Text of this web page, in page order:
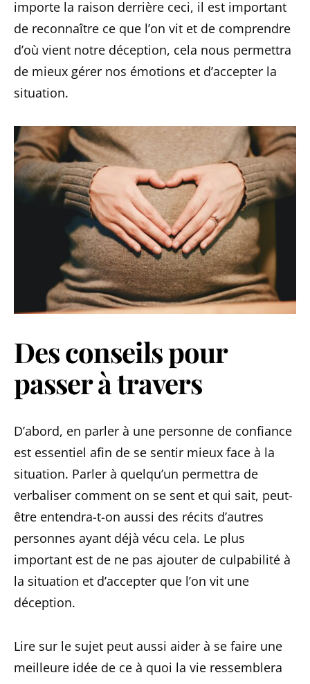
importe la raison derrière ceci, il est important
de reconnaître ce que l’on vit et de comprendre
d’où vient notre déception, cela nous permettra
de mieux gérer nos émotions et d’accepter la
situation.
Des conseils pour
passer à travers
D’abord, en parler à une personne de confiance
est essentiel afin de se sentir mieux face à la
situation. Parler à quelqu’un permettra de
verbaliser comment on se sent et qui sait, peut-
être entendra-t-on aussi des récits d’autres
personnes ayant déjà vécu cela. Le plus
important est de ne pas ajouter de culpabilité à
la situation et d’accepter que l’on vit une
déception.
Lire sur le sujet peut aussi aider à se faire une
meilleure idée de ce à quoi la vie ressemblera